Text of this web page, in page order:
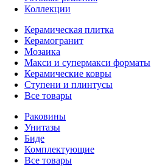
Коллекции
Керамическая плитка
Керамогранит
Мозаика
Макси и супермакси форматы
Керамические ковры
Ступени и плинтусы
Все товары
Раковины
Унитазы
Биде
Комплектующие
Все товары